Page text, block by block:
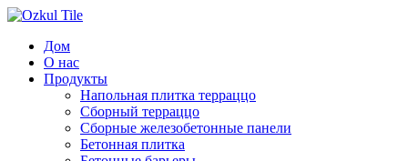
Дом
О нас
Продукты
Напольная плитка терраццо
Сборный терраццо
Сборные железобетонные панели
Бетонная плитка